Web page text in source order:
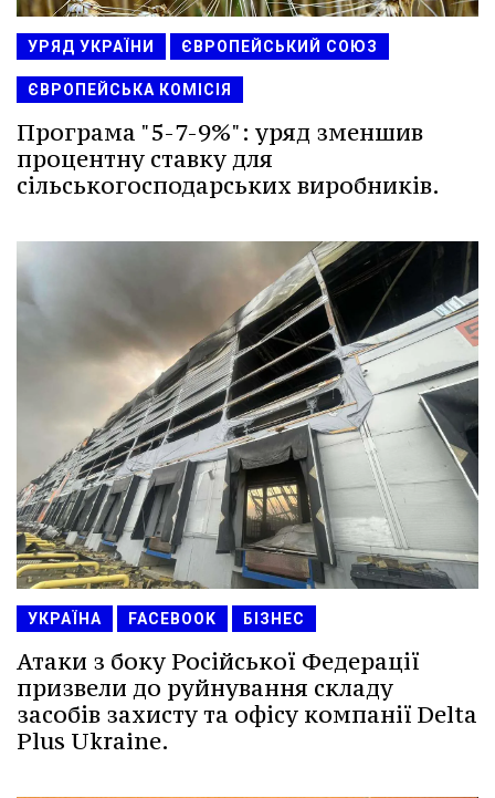
УРЯД УКРАЇНИ ЄВРОПЕЙСЬКИЙ СОЮЗ
ЄВРОПЕЙСЬКА КОМІСІЯ
Програма "5-7-9%": уряд зменшив
процентну ставку для
сільськогосподарських виробників.
УКРАЇНА FACEBOOK БІЗНЕС
Атаки з боку Російської Федерації
призвели до руйнування складу
засобів захисту та офісу компанії Delta
Plus Ukraine.